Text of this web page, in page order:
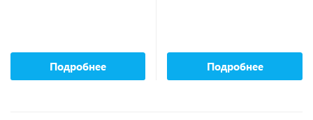
Подробнее Подробнее